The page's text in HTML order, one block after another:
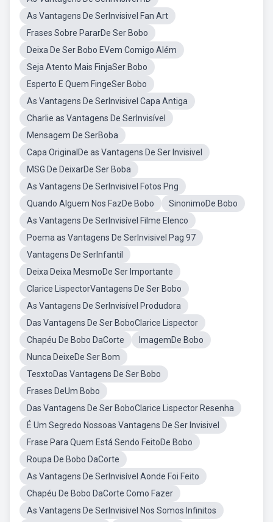
As Vantagens De SerInvisivel Fan Art
Frases Sobre PararDe Ser Bobo
Deixa De Ser Bobo EVem Comigo Além
Seja Atento Mais FinjaSer Bobo
Esperto E Quem FingeSer Bobo
As Vantagens De SerInvisivel Capa Antiga
Charlie as Vantagens De SerInvisível
Mensagem De SerBoba
Capa OriginalDe as Vantagens De Ser Invisivel
MSG De DeixarDe Ser Boba
As Vantagens De SerInvisivel Fotos Png
Quando Alguem Nos FazDe Bobo
SinonimoDe Bobo
As Vantagens De SerInvisível Filme Elenco
Poema as Vantagens De SerInvisivel Pag 97
Vantagens De SerInfantil
Deixa Deixa MesmoDe Ser Importante
Clarice LispectorVantagens De Ser Bobo
As Vantagens De SerInvisível Produdora
Das Vantagens De Ser BoboClarice Lispector
Chapéu De Bobo DaCorte
ImagemDe Bobo
Nunca DeixeDe Ser Bom
TesxtoDas Vantagens De Ser Bobo
Frases DeUm Bobo
Das Vantagens De Ser BoboClarice Lispector Resenha
É Um Segredo Nossoas Vantagens De Ser Invisivel
Frase Para Quem Está Sendo FeitoDe Bobo
Roupa De Bobo DaCorte
As Vantagens De SerInvisível Aonde Foi Feito
Chapéu De Bobo DaCorte Como Fazer
As Vantagens De SerInvisivel Nos Somos Infinitos